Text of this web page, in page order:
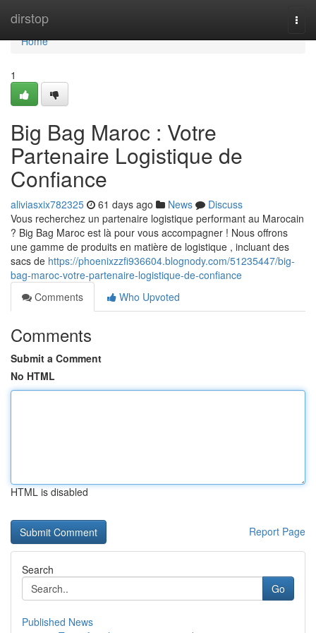
dirstop
Home
Home
1
Big Bag Maroc : Votre
Partenaire Logistique de
Confiance
aliviasxix782325 61 days ago News
Discuss
Vous recherchez un partenaire logistique performant au Marocain
? Big Bag Maroc est là pour vous accompagner ! Nous offrons
une gamme de produits en matière de logistique , incluant des
sacs de https://phoenixzzfi936604.blognody.com/51235447/big-
bag-maroc-votre-partenaire-logistique-de-confiance
Comments
Who Upvoted
Comments
Submit a Comment
No HTML
HTML is disabled
Report Page
Search
Go
Published News